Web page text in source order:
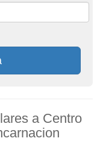
a Centro